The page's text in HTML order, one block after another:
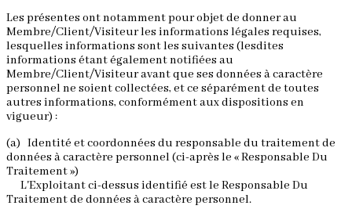
Les présentes ont notamment pour objet de donner au
Membre/Client/Visiteur les informations légales requises,
lesquelles informations sont les suivantes (lesdites
informations étant également notifiées au
Membre/Client/Visiteur avant que ses données à caractère
personnel ne soient collectées, et ce séparément de toutes
autres informations, conformément aux dispositions en
vigueur) :
(a) Identité et coordonnées du responsable du traitement de
données à caractère personnel (ci-après le « Responsable Du
Traitement »)
L'Exploitant ci-dessus identifié est le Responsable Du
Traitement de données à caractère personnel.